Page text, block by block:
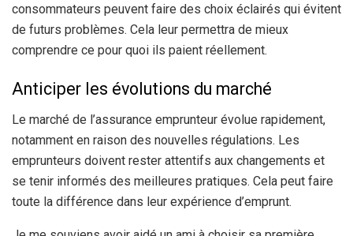
consommateurs peuvent faire des choix éclairés qui évitent
de futurs problèmes. Cela leur permettra de mieux
comprendre ce pour quoi ils paient réellement.
Anticiper les évolutions du marché
Le marché de l’assurance emprunteur évolue rapidement,
notamment en raison des nouvelles régulations. Les
emprunteurs doivent rester attentifs aux changements et
se tenir informés des meilleures pratiques. Cela peut faire
toute la différence dans leur expérience d’emprunt.